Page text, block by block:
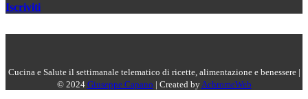
Iscriviti
Cucina e Salute il settimanale telematico di ricette, alimentazione e benessere |
© 2024 Giuseppe Capano | Created by AchromeWeb